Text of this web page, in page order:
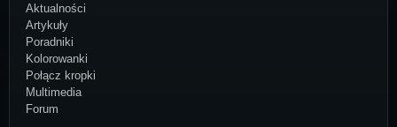
Aktualności
Artykuły
Poradniki
Kolorowanki
Połącz kropki
Multimedia
Forum